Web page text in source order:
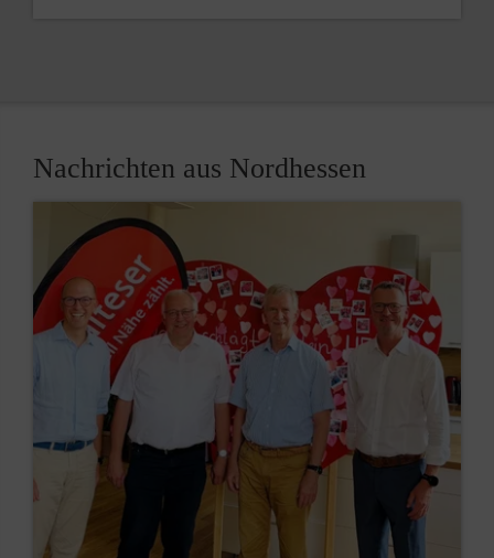
Nachrichten aus Nordhessen